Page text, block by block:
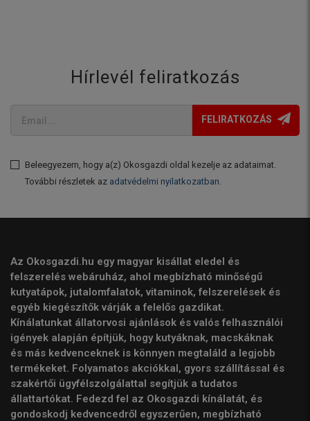
Hírlevél feliratkozás
FELIRATKOZÁS
Beleegyezem, hogy a(z) Okosgazdi oldal kezelje az adataimat.
További részletek az adatvédelmi nyilatkozatban.
Az Okosgazdi.hu egy magyar kisállat eledel és
felszerelés webáruház, ahol megbízható minőségű
kutyatápok, jutalomfalatok, vitaminok, felszerelések és
egyéb kiegészítők várják a felelős gazdikat.
Kínálatunkat állatorvosi ajánlások és valós felhasználói
igények alapján építjük, hogy kutyáknak, macskáknak
és más kedvenceknek is könnyen megtaláld a legjobb
termékeket. Folyamatos akciókkal, gyors szállítással és
szakértői ügyfélszolgálattal segítjük a tudatos
állattartókat. Fedezd fel az Okosgazdi kínálatát, és
gondoskodj kedvencedről egyszerűen, megbízható